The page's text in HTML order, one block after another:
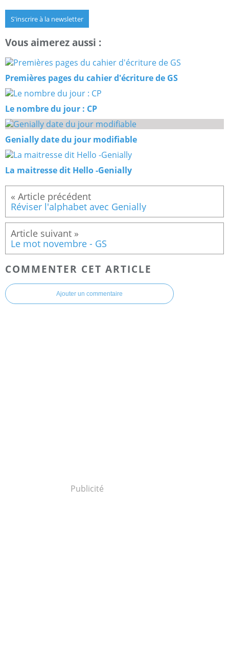
S'inscrire à la newsletter
Vous aimerez aussi :
Premières pages du cahier d'écriture de GS
Le nombre du jour : CP
Genially date du jour modifiable
La maitresse dit Hello -Genially
Réviser l'alphabet avec Genially
Le mot novembre - GS
COMMENTER CET ARTICLE
Ajouter un commentaire
Publicité